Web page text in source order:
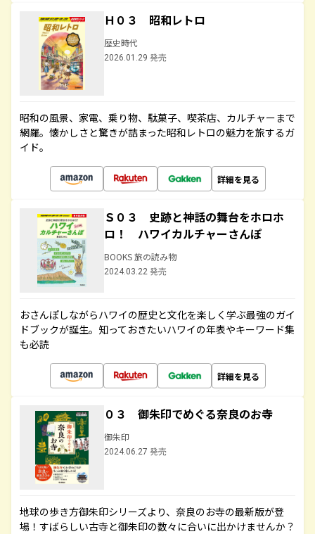
Ｈ０３ 昭和レトロ
歴史時代
2026.01.29 発売
昭和の風景、家電、乗り物、駄菓子、喫茶店、カルチャーまで
網羅。懐かしさと驚きが詰まった昭和レトロの魅力を旅するガ
イド。
詳細を見る
Ｓ０３ 史跡と神話の舞台をホロホ
ロ！ ハワイカルチャーさんぽ
BOOKS 旅の読み物
2024.03.22 発売
おさんぽしながらハワイの歴史と文化を楽しく学ぶ最強のガイ
ドブックが誕生。知っておきたいハワイの年表やキーワード集
も必読
詳細を見る
０３ 御朱印でめぐる奈良のお寺
御朱印
2024.06.27 発売
地球の歩き方御朱印シリーズより、奈良のお寺の最新版が登
場！すばらしい古寺と御朱印の数々に合いに出かけませんか？